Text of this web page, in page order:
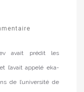
avait prédit les
l’avait appelé eka-
de l’université de